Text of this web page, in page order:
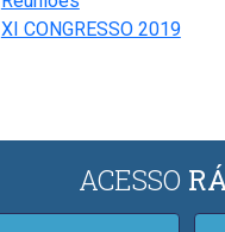
XI CONGRESSO 2019
ACESSO